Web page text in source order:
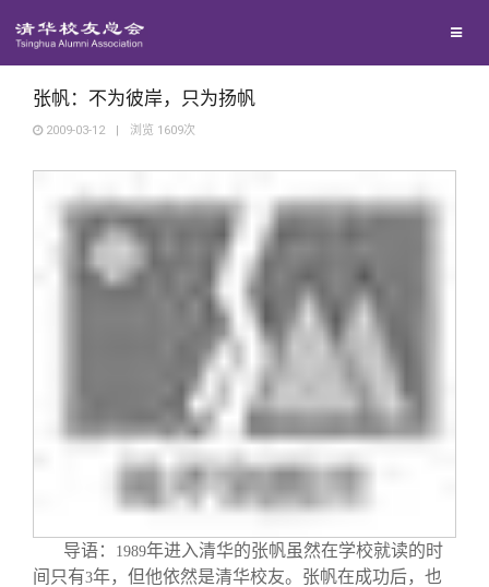
西南联大校友会
捐赠纪事
捐赠方法
义工计划
《水木清华》
我要订阅
新媒体平台
清华人物
清华故事
青春风采
校友文苑
校友服务
终身学习
信息化服务
三创大赛
校友总会
总会简介
会长致辞
关闭
张帆：不为彼岸，只为扬帆
2009-03-12 | 浏览 1609次
导语： 1989年进入清华的张帆虽然在学校就读的时
间只有3年，但他依然是清华校友。张帆在成功后，也